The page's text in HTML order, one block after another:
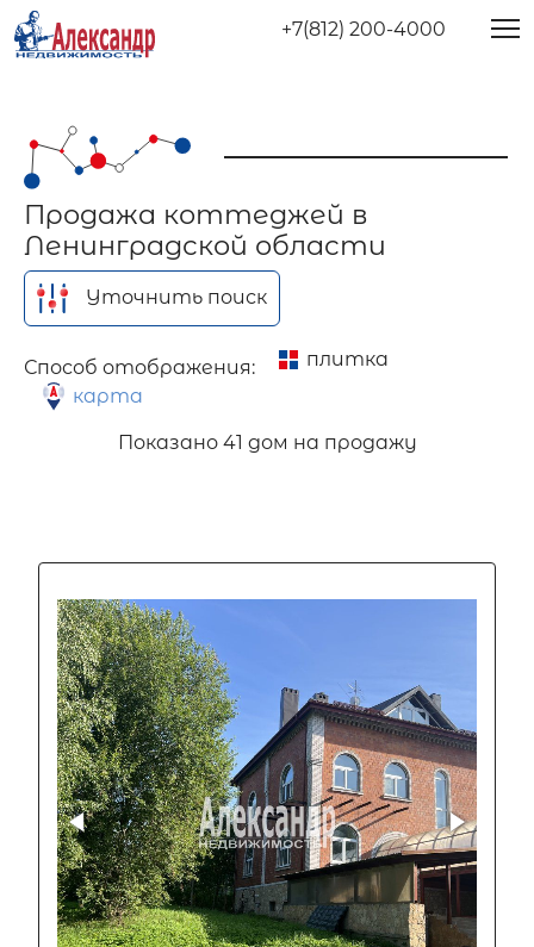
+7(812) 200-4000
Продажа коттеджей в
Ленинградской области
Уточнить поиск
Способ отображения:
плитка
карта
Показано 41 дом на продажу